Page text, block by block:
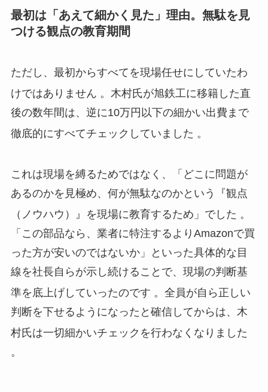
最初は「あえて細かく見た」理由。無駄を見
つける観点の教育期間
ただし、最初からすべてを現場任せにしていたわ
けではありません 。木村氏が旭鉄工に移籍した直
後の数年間は、逆に10万円以下の細かい出費まで
徹底的にすべてチェックしていました 。
これは現場を縛るためではなく、「どこに問題が
あるのかを見極め、何が無駄なのかという『観点
（ノウハウ）』を現場に教育するため」でした 。
「この部品なら、業者に特注するよりAmazonで買
った方が安いのではないか」といった具体的な目
線を社長自らが示し続けることで、現場の判断基
準を底上げしていったのです 。全員が自ら正しい
判断を下せるようになったと確信してからは、木
村氏は一切細かいチェックを行わなくなりました
。